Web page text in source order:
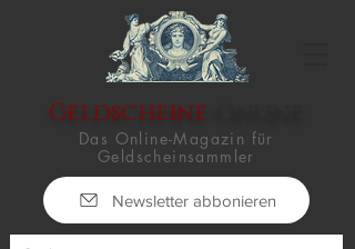
Geldscheine
Das Online-Magazin für
Geldscheinsammler
Newsletter abbonieren